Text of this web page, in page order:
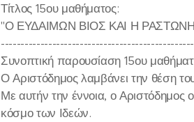
Τίτλος 15ου μαθήματος:
"Ο ΕΥΔΑΙΜΩΝ ΒΙΟΣ ΚΑΙ Η ΡΑΣΤΩΝΗ
Συνοπτική παρουσίαση 15ου
Ο Αριστόδημος λαμβάνει την θέση
Με αυτήν την έννοια, ο Αριστόδημος
κόσμο των Ιδεών.